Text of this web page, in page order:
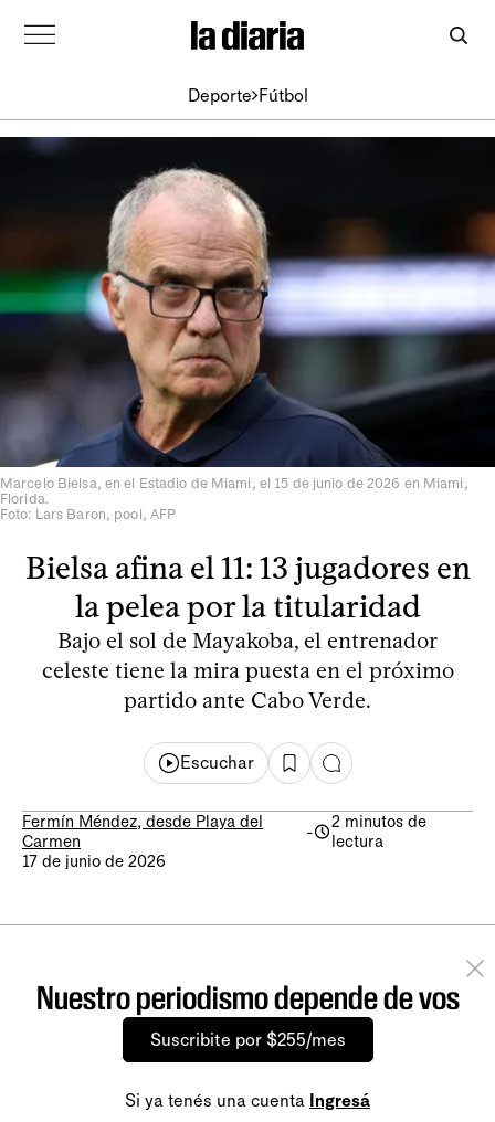
Deporte Fútbol
Marcelo Bielsa, en el Estadio de Miami, el 15 de junio de 2026 en Miami,
Florida.
Foto: Lars Baron, pool, AFP
Bielsa afina el 11: 13 jugadores en
la pelea por la titularidad
Bajo el sol de Mayakoba, el entrenador
celeste tiene la mira puesta en el próximo
partido ante Cabo Verde.
Escuchar
Fermín Méndez, desde Playa del
Carmen
-
2 minutos de
lectura
17 de junio de 2026
Nuestro periodismo depende de vos
Suscribite por $255/mes
Si ya tenés una cuenta Ingresá